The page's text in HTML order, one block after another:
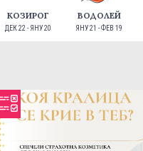
КОЗИРОГ
ДЕК 22 - ЯНУ 20
ВОДОЛЕЙ
ЯНУ 21 - ФЕВ 19